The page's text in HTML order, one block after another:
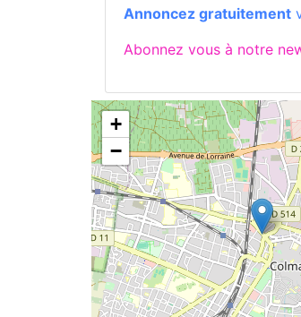
Annoncez gratuitement
Abonnez vous à notre
+
−